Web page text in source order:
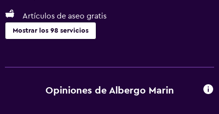
Artículos de aseo gratis
Mostrar los 98 servicios
Copas
Opiniones de Albergo Marin